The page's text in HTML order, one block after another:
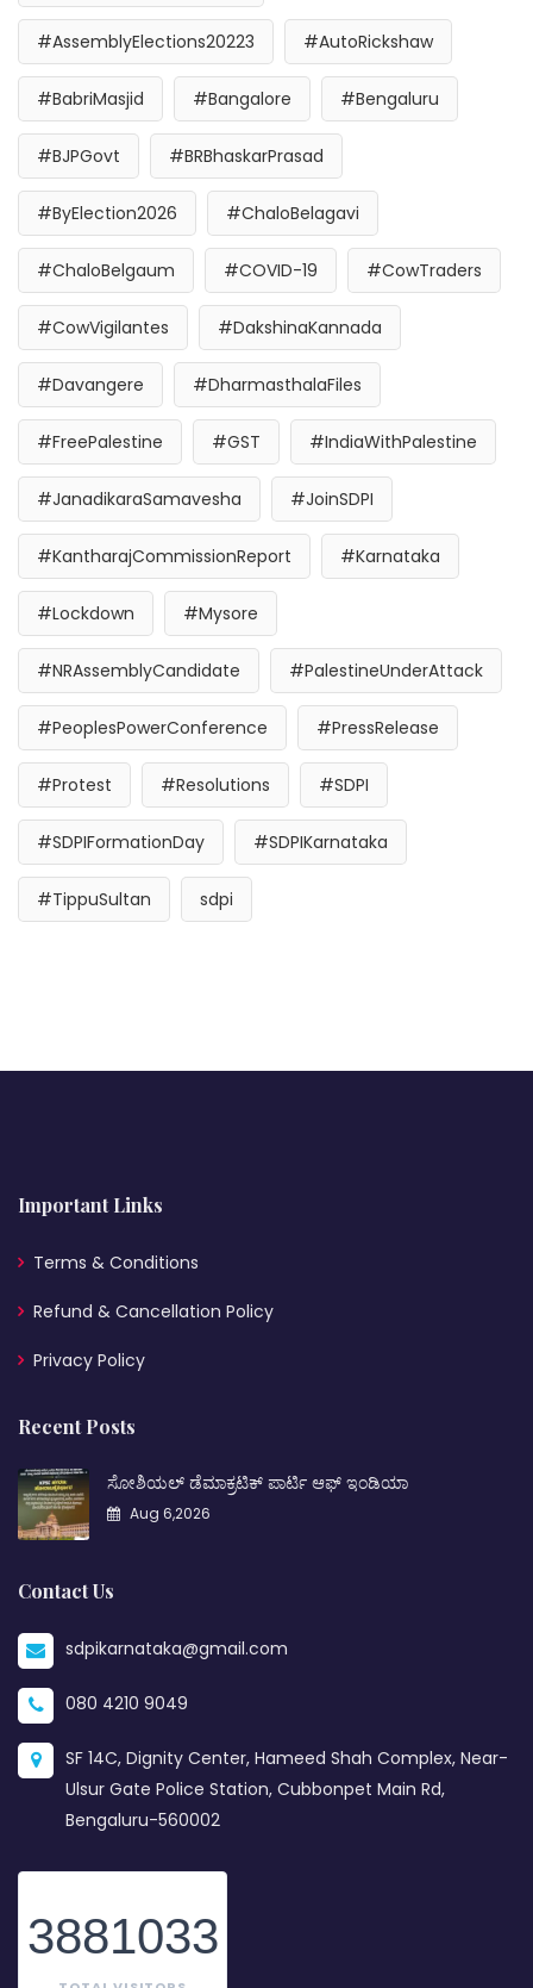
#AssemblyElections20223 #AutoRickshaw
#BabriMasjid #Bangalore #Bengaluru
#BJPGovt #BRBhaskarPrasad
#ByElection2026 #ChaloBelagavi
#ChaloBelgaum #COVID-19 #CowTraders
#CowVigilantes #DakshinaKannada
#Davangere #DharmasthalaFiles
#FreePalestine #GST #IndiaWithPalestine
#JanadikaraSamavesha #JoinSDPI
#KantharajCommissionReport #Karnataka
#Lockdown #Mysore
#NRAssemblyCandidate #PalestineUnderAttack
#PeoplesPowerConference #PressRelease
#Protest #Resolutions #SDPI
#SDPIFormationDay #SDPIKarnataka
#TippuSultan sdpi
Important Links
Terms & Conditions
Refund & Cancellation Policy
Privacy Policy
Recent Posts
ಸೋಶಿಯಲ್ ಡೆಮಾಕ್ರಟಿಕ್ ಪಾರ್ಟಿ ಆಫ್ ಇಂಡಿಯಾ
Aug 6,2026
Contact Us
sdpikarnataka@gmail.com
080 4210 9049
SF 14C, Dignity Center, Hameed Shah Complex, Near-
Ulsur Gate Police Station, Cubbonpet Main Rd,
Bengaluru-560002
3881033